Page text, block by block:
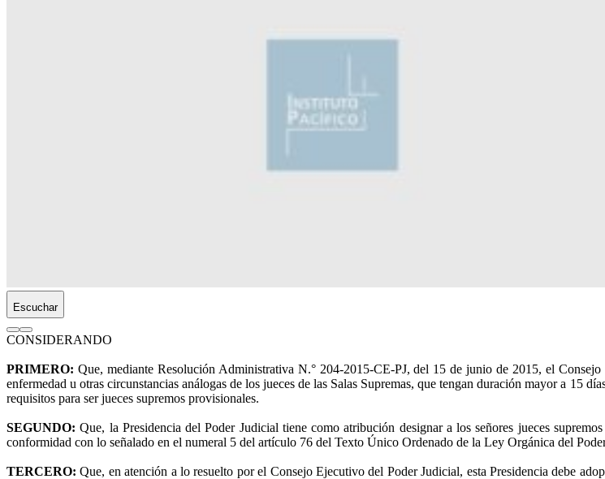
Escuchar
CONSIDERANDO
PRIMERO: Que, mediante Resolución Administrativa N.° 204-2015-CE-PJ, del 15 de junio de 2015, el
enfermedad u otras circunstancias análogas de los jueces de las Salas Supremas, que tengan duración mayor a 15
requisitos para ser jueces supremos provisionales.
SEGUNDO:Que, la Presidencia del Poder Judicial tiene como atribución designar a los señores jueces
conformidad con lo señalado en el numeral 5 del artículo 76 del Texto Único Ordenado de la Ley Orgánica del
TERCERO:Que, en atención a lo resuelto por el Consejo Ejecutivo del Poder Judicial, esta Presidencia debe